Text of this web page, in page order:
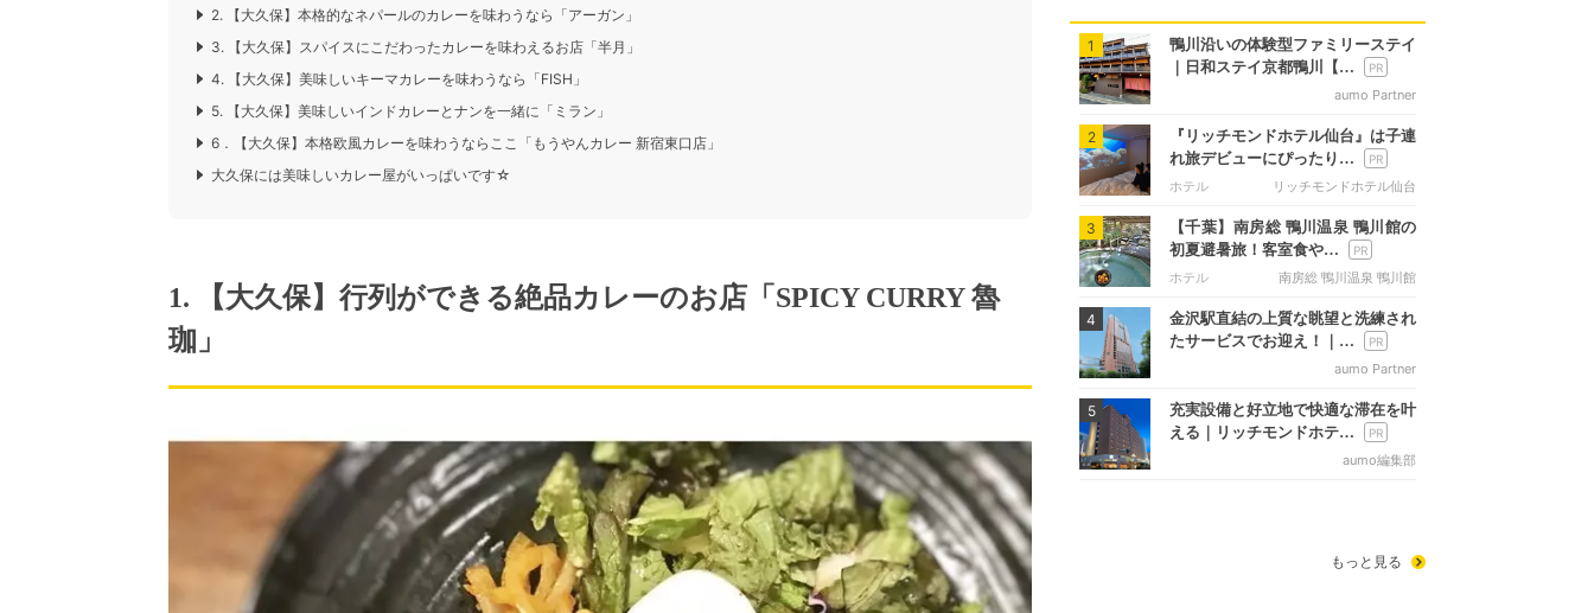
2. 【大久保】本格的なネパールのカレーを味わうなら「アーガン」
3. 【大久保】スパイスにこだわったカレーを味わえるお店「半月」
4. 【大久保】美味しいキーマカレーを味わうなら「FISH」
5. 【大久保】美味しいインドカレーとナンを一緒に「ミラン」
6．【大久保】本格欧風カレーを味わうならここ「もうやんカレー 新宿東口店」
大久保には美味しいカレー屋がいっぱいです☆
1. 【大久保】行列ができる絶品カレーのお店「SPICY CURRY 魯
珈」
1
鴨川沿いの体験型ファミリーステイ
｜日和ステイ京都鴨川【…
aumo Partner
2
『リッチモンドホテル仙台』は子連
れ旅デビューにぴったり…
ホテル リッチモンドホテル仙台
3
【千葉】南房総 鴨川温泉 鴨川館の
初夏避暑旅！客室食や…
ホテル 南房総 鴨川温泉 鴨川館
4
金沢駅直結の上質な眺望と洗練され
たサービスでお迎え！｜…
aumo Partner
5
充実設備と好立地で快適な滞在を叶
える｜リッチモンドホテ…
aumo編集部
もっと見る